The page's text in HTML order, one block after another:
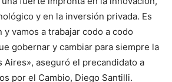
y en la inversión privada. Es
vamos a trabajar codo a codo
gobernar y cambiar para siempre la
Aires», aseguró el precandidato a
por el Cambio, Diego Santilli.